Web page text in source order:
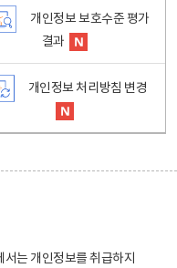
개인정보 보호수준 평가
결과
개인정보 처리방침 변경
는 개인정보를 취급하지